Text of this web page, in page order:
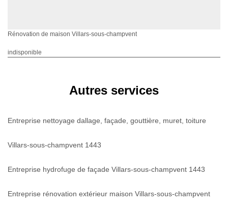
Rénovation de maison Villars-sous-champvent
indisponible
Autres services
Entreprise nettoyage dallage, façade, gouttière, muret, toiture
Villars-sous-champvent 1443
Entreprise hydrofuge de façade Villars-sous-champvent 1443
Entreprise rénovation extérieur maison Villars-sous-champvent